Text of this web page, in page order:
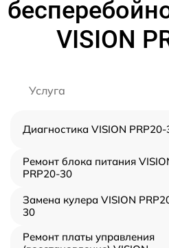
VISION
Услуга
Диагностика VISION
Ремонт блока питания
PRP20-30
Замена кулера VISION
30
Ремонт платы управления